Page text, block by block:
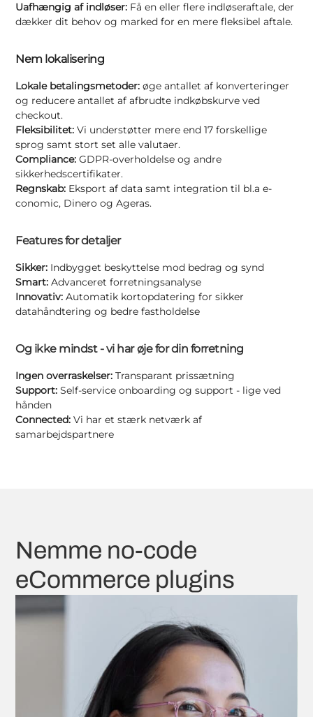
Uafhængig af indløser: Få en eller flere indløseraftale, der
dækker dit behov og marked for en mere fleksibel aftale.
Nem lokalisering
Lokale betalingsmetoder:øge antallet af konverteringer
og reducere antallet af afbrudte indkøbskurve ved
checkout.
Fleksibilitet: Vi understøtter mere end 17 forskellige
sprog samt stort set alle valutaer.
Compliance:GDPR-overholdelse og andre
sikkerhedscertifikater.
Regnskab: Eksport af data samt integration til bl.a e-
conomic, Dinero og Ageras.
Features for detaljer
Sikker: Indbygget beskyttelse mod bedrag og synd
Smart:Advanceret forretningsanalyse
Innovativ:Automatik kortopdatering for sikker
datahåndtering og bedre fastholdelse
Og ikke mindst - vi har øje for din forretning
Ingen overraskelser:Transparant prissætning
Support:Self-service onboarding og support - lige ved
hånden
Connected:Vi har et stærk netværk af
samarbejdspartnere
Nemme no-code
eCommerce plugins